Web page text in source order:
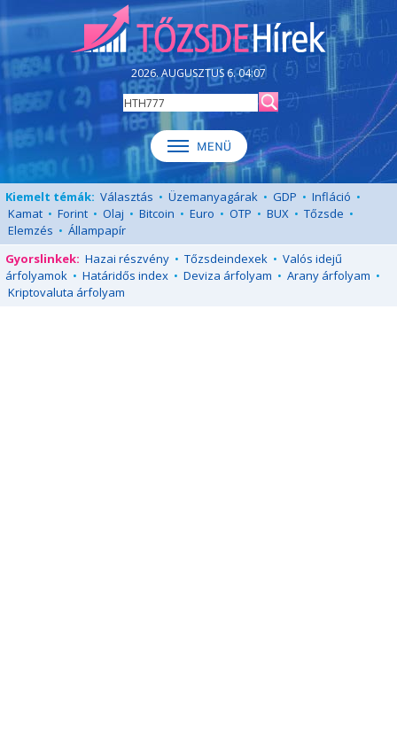
2026. AUGUSZTUS 6. 04:07
Kiemelt témák: Választás • Üzemanyagárak • GDP • Infláció •
Kamat • Forint • Olaj • Bitcoin • Euro • OTP • BUX • Tőzsde •
Elemzés • Állampapír
Gyorslinkek: Hazai részvény • Tőzsdeindexek • Valós idejű
árfolyamok • Határidős index • Deviza árfolyam • Arany árfolyam •
Kriptovaluta árfolyam